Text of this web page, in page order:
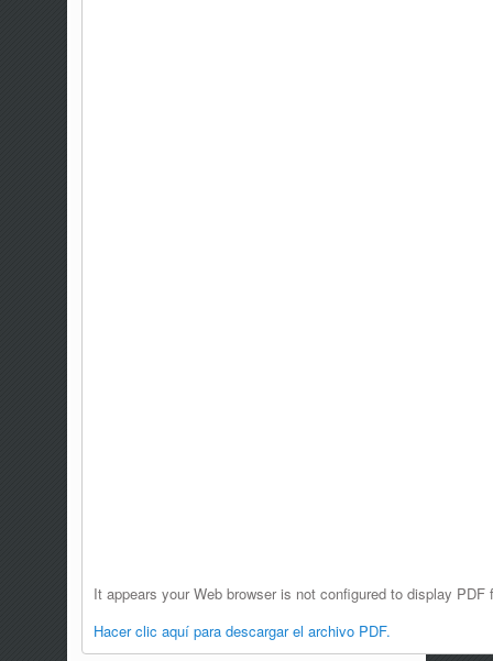
It appears your Web browser is not configured to display
Hacer clic aquí para descargar el archivo PDF.